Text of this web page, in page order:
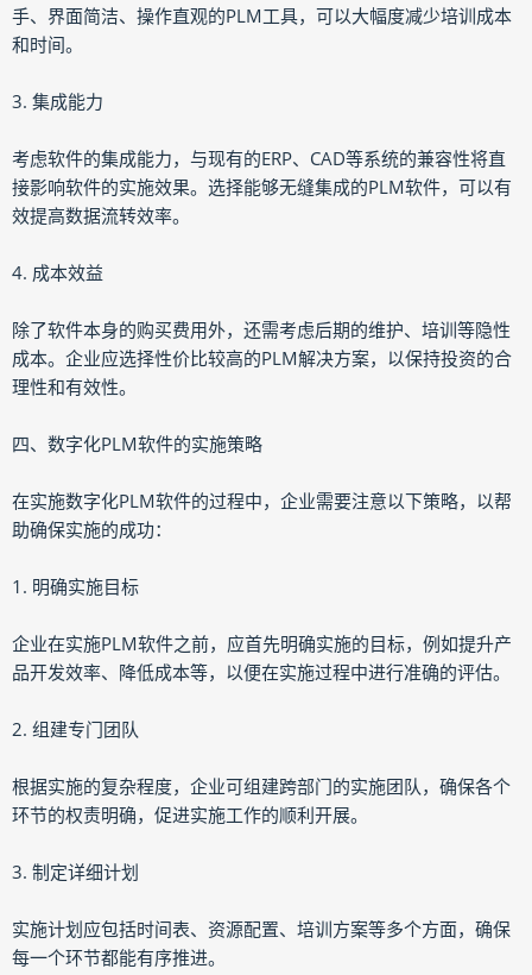
手、界面简洁、操作直观的PLM工具，可以大幅度减少培训成本
和时间。
3. 集成能力
考虑软件的集成能力，与现有的ERP、CAD等系统的兼容性将直
接影响软件的实施效果。选择能够无缝集成的PLM软件，可以有
效提高数据流转效率。
4. 成本效益
除了软件本身的购买费用外，还需考虑后期的维护、培训等隐性
成本。企业应选择性价比较高的PLM解决方案，以保持投资的合
理性和有效性。
四、数字化PLM软件的实施策略
在实施数字化PLM软件的过程中，企业需要注意以下策略，以帮
助确保实施的成功：
1. 明确实施目标
企业在实施PLM软件之前，应首先明确实施的目标，例如提升产
品开发效率、降低成本等，以便在实施过程中进行准确的评估。
2. 组建专门团队
根据实施的复杂程度，企业可组建跨部门的实施团队，确保各个
环节的权责明确，促进实施工作的顺利开展。
3. 制定详细计划
实施计划应包括时间表、资源配置、培训方案等多个方面，确保
每一个环节都能有序推进。